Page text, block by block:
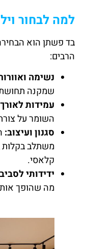
למה לבחור
בד פשתן הוא הבחירה
הרבים:
נשימה ואוורור:
שמקנה תחושת
עמידות לאורך
השומר על צורתו
סגנון ועיצוב:
משתלב בקלות
קלאסי.
ידידותי לסביבה:
מה שהופך אותו